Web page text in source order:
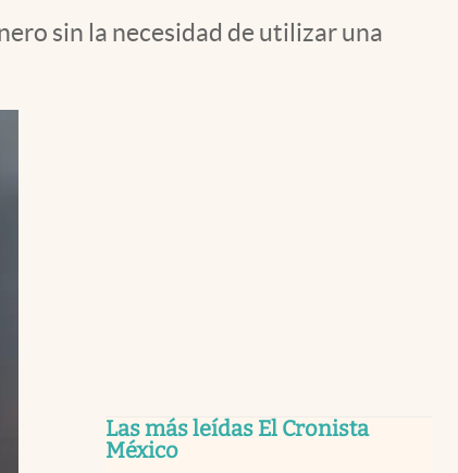
sin la necesidad de utilizar una
Las más leídas El Cronista
México